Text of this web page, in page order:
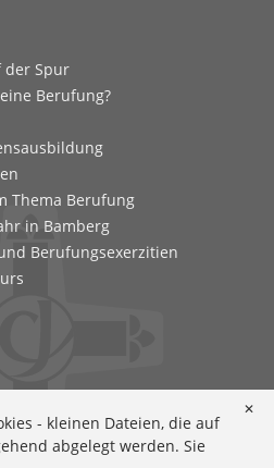
der Spur
Berufung?
Thema Berufung
in Bamberg
Berufungsexerzitien
geht das? Eine Anleitung
Mary Wards Spiritualität
✕
- kleinen Dateien, die auf
abgelegt werden. Sie